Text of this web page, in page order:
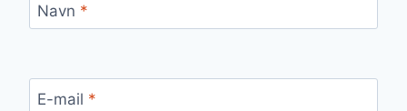
Navn *
E-mail *